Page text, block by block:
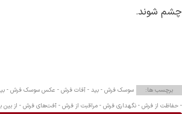
چشم شوند.
برچسب ها: سوسک فرش - بید - آفات فرش - عکس سوسک فرش -
- حفاظت از فرش - نگهداری فرش - مراقبت از فرش - آفت‌های فرش - از